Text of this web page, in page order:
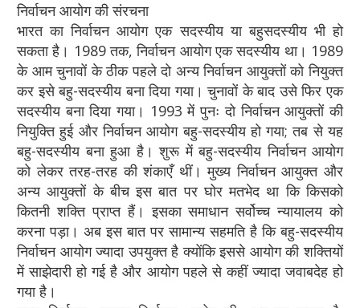
निर्वाचन आयोग की संरचना
भारत का निर्वाचन आयोग एक सदस्यीय या बहुसदस्यीय भी हो
सकता है। 1989 तक, निर्वाचन आयोग एक सदस्यीय था। 1989
के आम चुनावों के ठीक पहले दो अन्य निर्वाचन आयुक्तों को नियुक्त
कर इसे बहु-सदस्यीय बना दिया गया। चुनावों के बाद उसे फिर एक
सदस्यीय बना दिया गया। 1993 में पुनः दो निर्वाचन आयुक्तों की
नियुक्ति हुई और निर्वाचन आयोग बहु-सदस्यीय हो गया; तब से यह
बहु-सदस्यीय बना हुआ है। शुरू में बहु-सदस्यीय निर्वाचन आयोग
को लेकर तरह-तरह की शंकाएँ थीं। मुख्य निर्वाचन आयुक्त और
अन्य आयुक्तों के बीच इस बात पर घोर मतभेद था कि किसको
कितनी शक्ति प्राप्त हैं। इसका समाधान सर्वोच्च न्यायालय को
करना पड़ा। अब इस बात पर सामान्य सहमति है कि बहु-सदस्यीय
निर्वाचन आयोग ज्यादा उपयुक्त है क्योंकि इससे आयोग की शक्तियों
में साझेदारी हो गई है और आयोग पहले से कहीं ज्यादा जवाबदेह हो
गया है।